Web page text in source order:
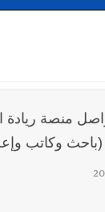
في صيدا نتيجة
وابتزاز
منصة ريادة
وكاتب